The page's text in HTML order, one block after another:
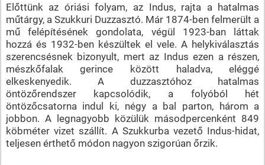
Előttünk az óriási folyam, az Indus, rajta a hatalmas
műtárgy, a Szukkuri Duzzasztó. Már 1874-ben felmerült a
mű felépítésének gondolata, végül 1923-ban láttak
hozzá és 1932-ben készültek el vele. A helykiválasztás
szerencsésnek bizonyult, mert az Indus ezen a részen,
mészkőfalak gerince között haladva, eléggé
elkeskenyedik. A duzzasztóhoz hatalmas
öntözőrendszer kapcsolódik, a folyóból hét
öntözőcsatorna indul ki, négy a bal parton, három a
jobbon. A legnagyobb közülük másodpercenként 849
köbméter vizet szállít. A Szukkurba vezető Indus-hidat,
teljesen érthető módon nagyon szigorúan őrzik.